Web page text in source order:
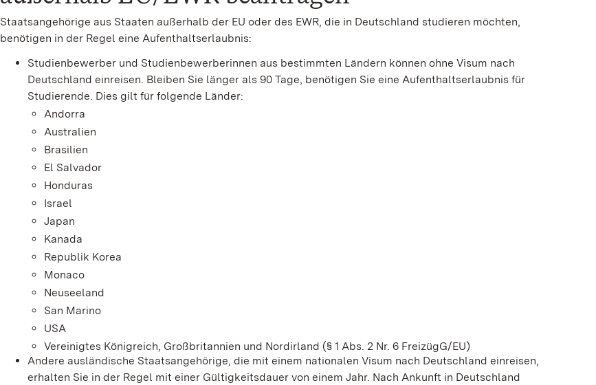
Staatsangehörige aus Staaten außerhalb der EU oder des EWR, die in Deutschland studieren möchten,
benötigen in der Regel eine Aufenthaltserlaubnis:
Studienbewerber und Studienbewerberinnen aus bestimmten Ländern können ohne Visum nach
Deutschland einreisen. Bleiben Sie länger als 90 Tage, benötigen Sie eine Aufenthaltserlaubnis für
Studierende. Dies gilt für folgende Länder:
Andorra
Australien
Brasilien
El Salvador
Honduras
Israel
Japan
Kanada
Republik Korea
Monaco
Neuseeland
San Marino
USA
Vereinigtes Königreich, Großbritannien und Nordirland (§ 1 Abs. 2 Nr. 6 FreizügG/EU)
Andere ausländische Staatsangehörige, die mit einem nationalen Visum nach Deutschland einreisen,
erhalten Sie in der Regel mit einer Gültigkeitsdauer von einem Jahr. Nach Ankunft in Deutschland